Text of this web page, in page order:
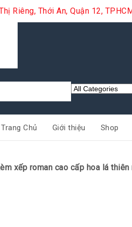
Riêng, Thới An, Quận 12,
Trang Chủ Giới thiệu Shop
xếp roman cao cấp hoa lá